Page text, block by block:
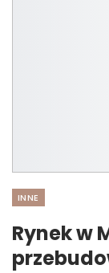
INNE
Rynek w